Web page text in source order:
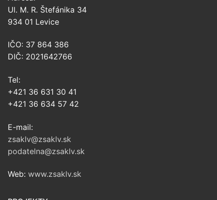
Ul. M. R. Štefánika 34
934 01 Levice
IČO: 37 864 386
DIČ: 2021642766
Tel:
+421 36 631 30 41
+421 36 634 57 42
E-mail:
zsaklv@zsaklv.sk
podatelna@zsaklv.sk
Web: www.zsaklv.sk